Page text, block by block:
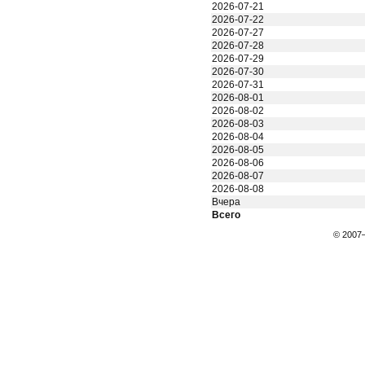
2026-07-21
2026-07-22
2026-07-27
2026-07-28
2026-07-29
2026-07-30
2026-07-31
2026-08-01
2026-08-02
2026-08-03
2026-08-04
2026-08-05
2026-08-06
2026-08-07
2026-08-08
Вчера
Всего
©